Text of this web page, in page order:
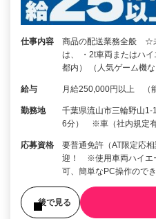
仕事内容
商品の配送業務全般 ☆
は、 ・2t車両またはハ
都内） （人気ゲーム機
給与 月給250,000円以上 （
勤務地
千葉県流山市三輪野山1-
6分） ※車（社内規定有
応募資格
要普通免許（AT限定応
迎！ ※使用車両ハイエ
可、簡単なPC操作ので
後で見る